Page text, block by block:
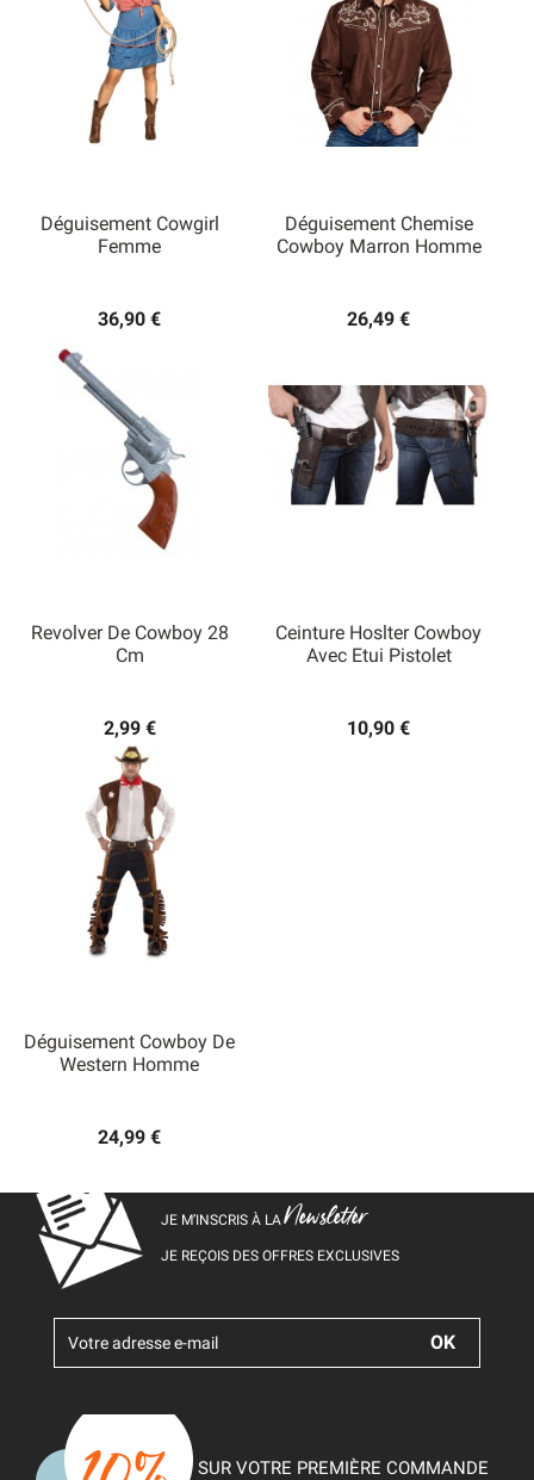
Déguisement Cowgirl
Femme
36,90 €
Déguisement Chemise
Cowboy Marron Homme
26,49 €
Revolver De Cowboy 28
Cm
2,99 €
Ceinture Hoslter Cowboy
Avec Etui Pistolet
10,90 €
Déguisement Cowboy De
Western Homme
24,99 €
JE M’INSCRIS À LANewsletter
JE REÇOIS DES OFFRES EXCLUSIVES
SUR VOTRE PREMIÈRE COMMANDE